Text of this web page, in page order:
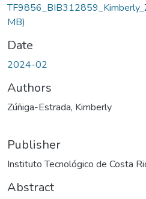
MB)
Date
2024-02
Authors
Zúñiga-Estrada, Kimberly
Publisher
Instituto Tecnológico de Costa
Abstract